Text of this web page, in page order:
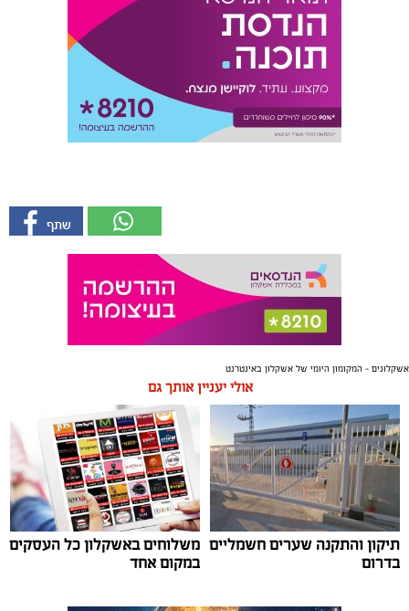
אשקלונים - המקומון היומי של אשקלון באינטרנט
אולי יעניין אותך גם
תיקון והתקנה שערים חשמליים
בדרום
משלוחים באשקלון כל העסקים
במקום אחד